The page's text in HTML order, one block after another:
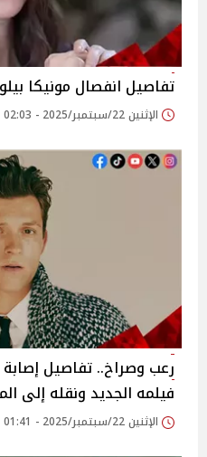
تفاصيل انفصال مونيكا
الإثنين 22/سبتمبر/2025 - 02:03 م
رعب وصراخ.. تفاصيل إصابة
فيلمه الجديد ونقله إلى
الإثنين 22/سبتمبر/2025 - 01:41 م